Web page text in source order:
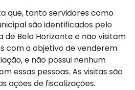
que, tanto servidores como
são identificados pelo
Belo Horizonte e não visitam
com o objetivo de venderem
e não possui nenhum
essas pessoas. As visitas são
ações de fiscalizações.